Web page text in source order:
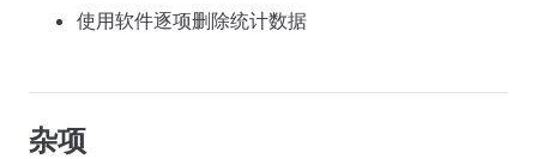
使用软件逐项删除统计数据
杂项